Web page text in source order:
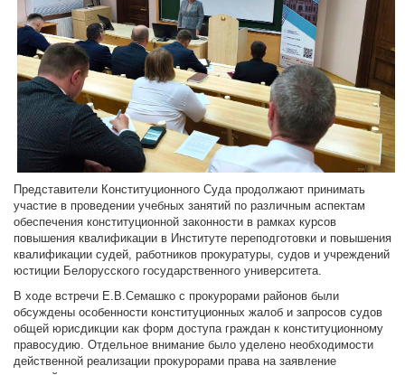
Представители Конституционного Суда продолжают принимать
участие в проведении учебных занятий по различным аспектам
обеспечения конституционной законности в рамках курсов
повышения квалификации в Институте переподготовки и повышения
квалификации судей, работников прокуратуры, судов и учреждений
юстиции Белорусского государственного университета.
В ходе встречи Е.В.Семашко с прокурорами районов были
обсуждены особенности конституционных жалоб и запросов судов
общей юрисдикции как форм доступа граждан к конституционному
правосудию. Отдельное внимание было уделено необходимости
действенной реализации прокурорами права на заявление